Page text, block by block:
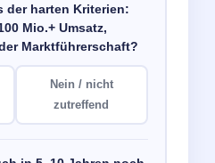
der harten Kriterien:
Mio.+ Umsatz,
Marktführerschaft?
Nein / nicht
zutreffend